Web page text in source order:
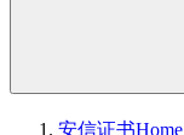
安信证书Home